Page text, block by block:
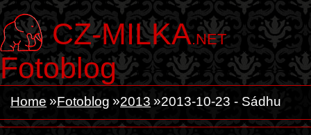
CZ-MILKA.NET
Fotoblog
Home Fotoblog 2013 2013-10-23 - Sádhu